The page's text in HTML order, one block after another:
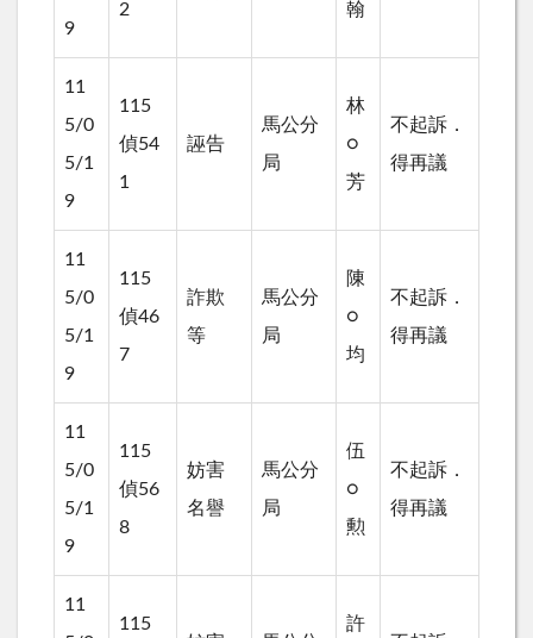
9
2
翰
11
5/0
5/1
9
115
偵54
1
誣告
馬公分
局
林
○
芳
不起訴．
得再議
11
5/0
5/1
9
115
偵46
7
詐欺
等
馬公分
局
陳
○
均
不起訴．
得再議
11
5/0
5/1
9
115
偵56
8
妨害
名譽
馬公分
局
伍
○
勲
不起訴．
得再議
11
115
許